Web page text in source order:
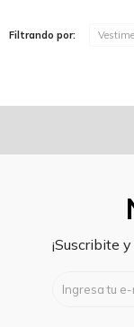
Filtrando por:
¡Suscribite